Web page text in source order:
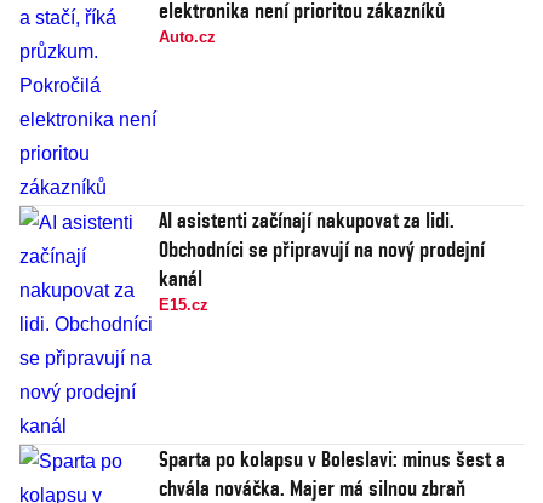
elektronika není prioritou zákazníků
Auto.cz
AI asistenti začínají nakupovat za lidi.
Obchodníci se připravují na nový prodejní
kanál
E15.cz
Sparta po kolapsu v Boleslavi: minus šest a
chvála nováčka. Majer má silnou zbraň